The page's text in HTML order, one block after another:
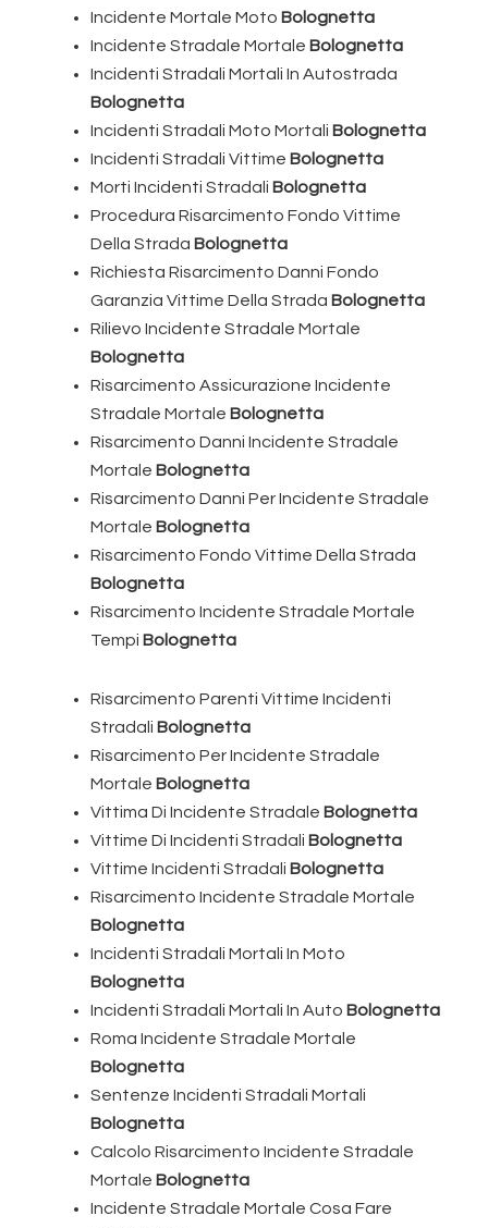
Incidente Mortale Moto Bolognetta
Incidente Stradale Mortale Bolognetta
Incidenti Stradali Mortali In Autostrada
Bolognetta
Incidenti Stradali Moto Mortali Bolognetta
Incidenti Stradali Vittime Bolognetta
Morti Incidenti Stradali Bolognetta
Procedura Risarcimento Fondo Vittime
Della Strada Bolognetta
Richiesta Risarcimento Danni Fondo
Garanzia Vittime Della Strada Bolognetta
Rilievo Incidente Stradale Mortale
Bolognetta
Risarcimento Assicurazione Incidente
Stradale Mortale Bolognetta
Risarcimento Danni Incidente Stradale
Mortale Bolognetta
Risarcimento Danni Per Incidente Stradale
Mortale Bolognetta
Risarcimento Fondo Vittime Della Strada
Bolognetta
Risarcimento Incidente Stradale Mortale
Tempi Bolognetta
Risarcimento Parenti Vittime Incidenti
Stradali Bolognetta
Risarcimento Per Incidente Stradale
Mortale Bolognetta
Vittima Di Incidente Stradale Bolognetta
Vittime Di Incidenti Stradali Bolognetta
Vittime Incidenti Stradali Bolognetta
Risarcimento Incidente Stradale Mortale
Bolognetta
Incidenti Stradali Mortali In Moto
Bolognetta
Incidenti Stradali Mortali In Auto Bolognetta
Roma Incidente Stradale Mortale
Bolognetta
Sentenze Incidenti Stradali Mortali
Bolognetta
Calcolo Risarcimento Incidente Stradale
Mortale Bolognetta
Incidente Stradale Mortale Cosa Fare